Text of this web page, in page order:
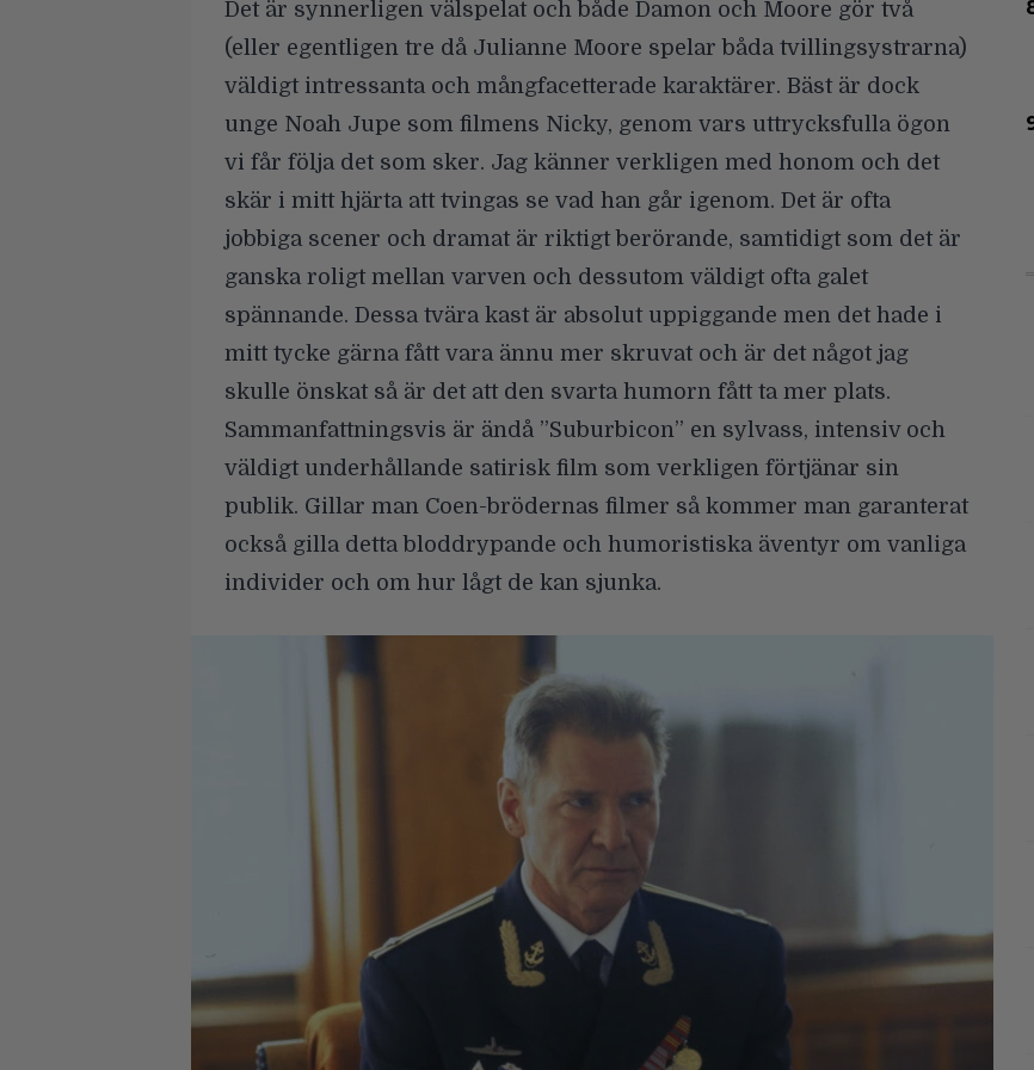
Det är synnerligen välspelat och både Damon och Moore gör två
(eller egentligen tre då Julianne Moore spelar båda tvillingsystrarna)
väldigt intressanta och mångfacetterade karaktärer. Bäst är dock
unge Noah Jupe som filmens Nicky, genom vars uttrycksfulla ögon
vi får följa det som sker. Jag känner verkligen med honom och det
skär i mitt hjärta att tvingas se vad han går igenom. Det är ofta
jobbiga scener och dramat är riktigt berörande, samtidigt som det är
ganska roligt mellan varven och dessutom väldigt ofta galet
spännande. Dessa tvära kast är absolut uppiggande men det hade i
mitt tycke gärna fått vara ännu mer skruvat och är det något jag
skulle önskat så är det att den svarta humorn fått ta mer plats.
Sammanfattningsvis är ändå ”Suburbicon” en sylvass, intensiv och
väldigt underhållande satirisk film som verkligen förtjänar sin
publik. Gillar man Coen-brödernas filmer så kommer man garanterat
också gilla detta bloddrypande och humoristiska äventyr om vanliga
individer och om hur lågt de kan sjunka.